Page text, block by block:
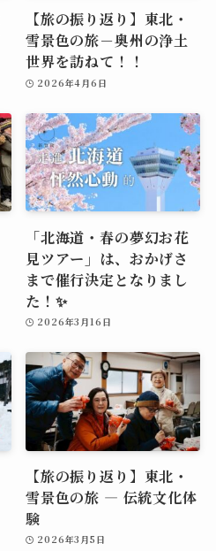
【旅の振り返り】東北・
雪景色の旅－奥州の浄土
世界を訪ねて！！
2026年4月6日
「北海道・春の夢幻お花
見ツアー」は、おかげさ
まで催行決定となりまし
た！✨
2026年3月16日
【旅の振り返り】東北・
雪景色の旅 ― 伝統文化体
験
2026年3月5日